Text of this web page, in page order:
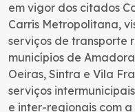
em vigor dos citados
Carris Metropolitana,
serviços de transporte
municípios de
Oeiras, Sintra e Vila
serviços
e inter-regionais com